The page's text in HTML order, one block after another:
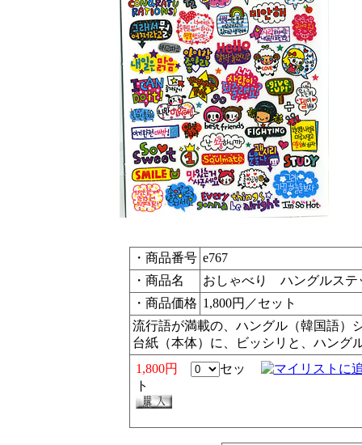
・商品番号 e767
・商品名
おしゃべり ハングルス
・商品価格 1,800円／セット
流行語が満載の、ハングル（韓国語）
台紙（本体）に、ビッシリと、ハング
1,800円
セッ
ト